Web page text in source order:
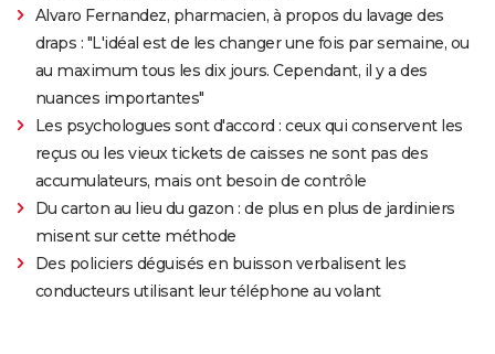
Alvaro Fernandez, pharmacien, à propos du lavage des
draps : "L'idéal est de les changer une fois par semaine, ou
au maximum tous les dix jours. Cependant, il y a des
nuances importantes"
Les psychologues sont d'accord : ceux qui conservent les
reçus ou les vieux tickets de caisses ne sont pas des
accumulateurs, mais ont besoin de contrôle
Du carton au lieu du gazon : de plus en plus de jardiniers
misent sur cette méthode
Des policiers déguisés en buisson verbalisent les
conducteurs utilisant leur téléphone au volant